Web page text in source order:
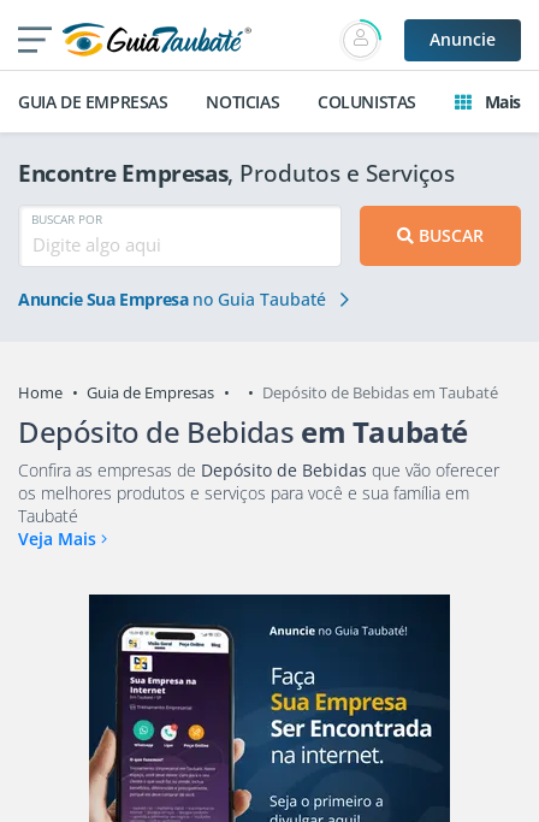
Anuncie
GUIA DE EMPRESAS NOTICIAS COLUNISTAS Mais
Encontre Empresas, Produtos e Serviços
BUSCAR POR
BUSCAR
Anuncie Sua Empresano Guia Taubaté
Home Guia de Empresas Depósito de Bebidas em Taubaté
Depósito de Bebidas em Taubaté
Confira as empresas de Depósito de Bebidas que vão oferecer
os melhores produtos e serviços para você e sua família em
Taubaté
Veja Mais